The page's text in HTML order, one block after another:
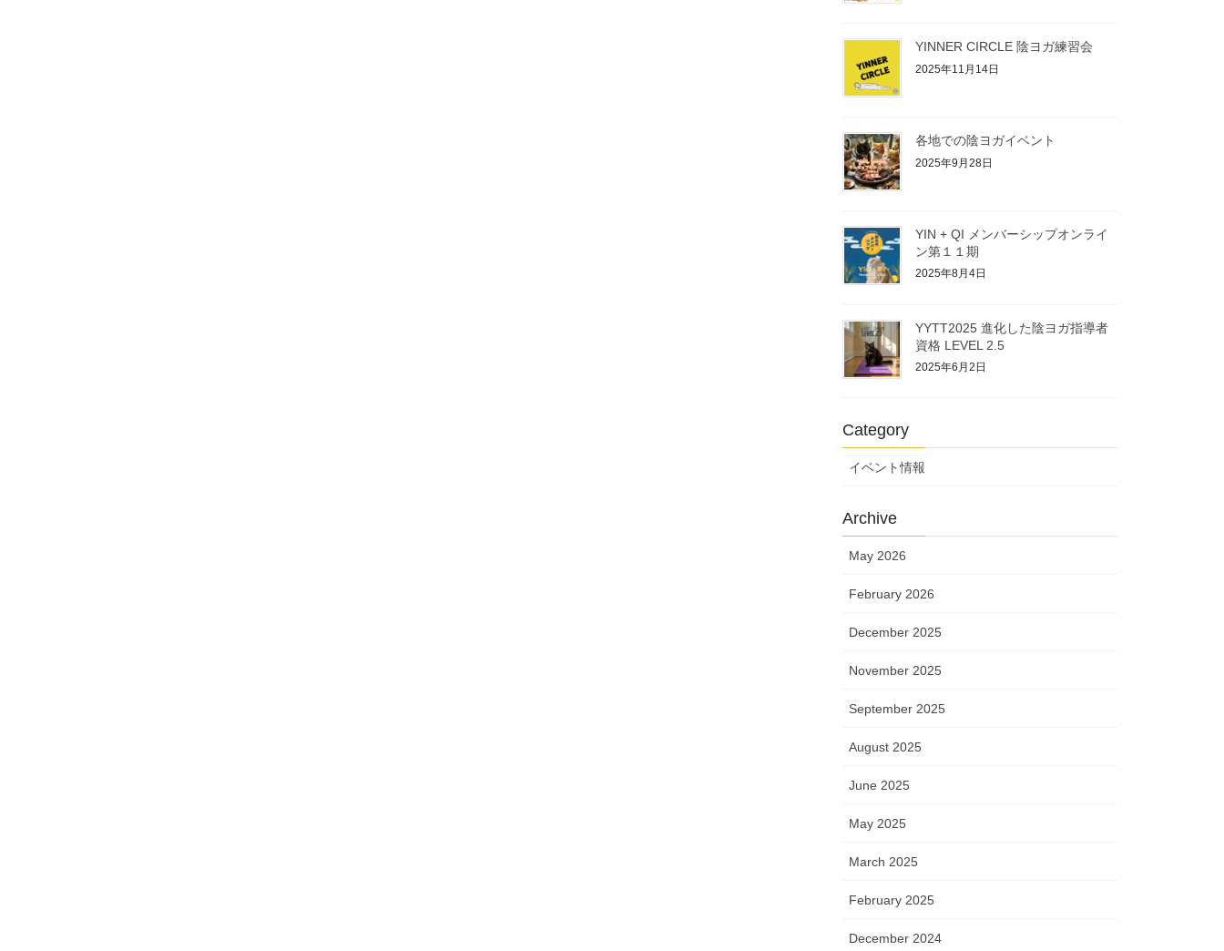
YINNER CIRCLE 陰ヨガ練習会
2025年11月14日
各地での陰ヨガイベント
2025年9月28日
YIN + QI メンバーシップオンライ
ン第１１期
2025年8月4日
YYTT2025 進化した陰ヨガ指導者
資格 LEVEL 2.5
2025年6月2日
Category
イベント情報
Archive
May 2026
February 2026
December 2025
November 2025
September 2025
August 2025
June 2025
May 2025
March 2025
February 2025
December 2024